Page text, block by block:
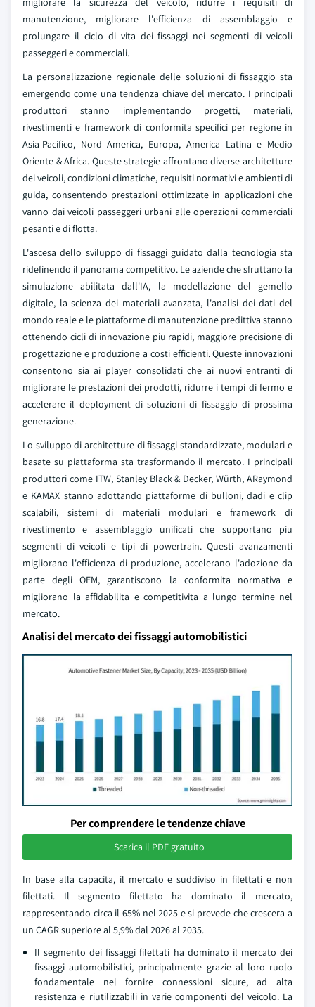
manutenzione, migliorare l'efficienza di assemblaggio e
prolungare il ciclo di vita dei fissaggi nei segmenti di veicoli
passeggeri e commerciali.
La personalizzazione regionale delle soluzioni di fissaggio sta
emergendo come una tendenza chiave del mercato. I principali
produttori stanno implementando progetti, materiali,
rivestimenti e framework di conformita specifici per regione in
Asia-Pacifico, Nord America, Europa, America Latina e Medio
Oriente & Africa. Queste strategie affrontano diverse architetture
dei veicoli, condizioni climatiche, requisiti normativi e ambienti di
guida, consentendo prestazioni ottimizzate in applicazioni che
vanno dai veicoli passeggeri urbani alle operazioni commerciali
pesanti e di flotta.
L'ascesa dello sviluppo di fissaggi guidato dalla tecnologia sta
ridefinendo il panorama competitivo. Le aziende che sfruttano la
simulazione abilitata dall'IA, la modellazione del gemello
digitale, la scienza dei materiali avanzata, l'analisi dei dati del
mondo reale e le piattaforme di manutenzione predittiva stanno
ottenendo cicli di innovazione piu rapidi, maggiore precisione di
progettazione e produzione a costi efficienti. Queste innovazioni
consentono sia ai player consolidati che ai nuovi entranti di
migliorare le prestazioni dei prodotti, ridurre i tempi di fermo e
accelerare il deployment di soluzioni di fissaggio di prossima
generazione.
Lo sviluppo di architetture di fissaggi standardizzate, modulari e
basate su piattaforma sta trasformando il mercato. I principali
produttori come ITW, Stanley Black & Decker, Würth, ARaymond
e KAMAX stanno adottando piattaforme di bulloni, dadi e clip
scalabili, sistemi di materiali modulari e framework di
rivestimento e assemblaggio unificati che supportano piu
segmenti di veicoli e tipi di powertrain. Questi avanzamenti
migliorano l'efficienza di produzione, accelerano l'adozione da
parte degli OEM, garantiscono la conformita normativa e
migliorano la affidabilita e competitivita a lungo termine nel
mercato.
Analisi del mercato dei fissaggi automobilistici
Per comprendere le tendenze chiave
Scarica il PDF gratuito
In base alla capacita, il mercato e suddiviso in filettati e non
filettati. Il segmento filettato ha dominato il mercato,
rappresentando circa il 65% nel 2025 e si prevede che crescera a
un CAGR superiore al 5,9% dal 2026 al 2035.
Il segmento dei fissaggi filettati ha dominato il mercato dei
fissaggi automobilistici, principalmente grazie al loro ruolo
fondamentale nel fornire connessioni sicure, ad alta
resistenza e riutilizzabili in varie componenti del veicolo. La